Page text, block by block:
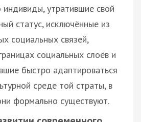
утратившие свой
статус, исключённые из
социальных связей,
социальных слоёв и
быстро адаптироваться
среде той страты, в
формально существуют.